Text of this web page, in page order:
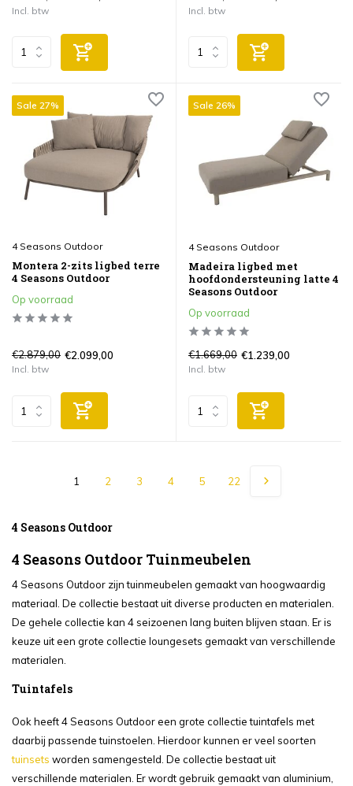
Incl. btw Incl. btw
Sale 27%
4 Seasons Outdoor
Montera 2-zits ligbed terre
4 Seasons Outdoor
Op voorraad
€2.879,00 €2.099,00
Incl. btw
Sale 26%
4 Seasons Outdoor
Madeira ligbed met
hoofdondersteuning latte 4
Seasons Outdoor
Op voorraad
€1.669,00 €1.239,00
Incl. btw
1 2 3 4 5 22
4 Seasons Outdoor
4 Seasons Outdoor Tuinmeubelen
4 Seasons Outdoor zijn tuinmeubelen gemaakt van hoogwaardig
materiaal. De collectie bestaat uit diverse producten en materialen.
De gehele collectie kan 4 seizoenen lang buiten blijven staan. Er is
keuze uit een grote collectie loungesets gemaakt van verschillende
materialen.
Tuintafels
Ook heeft 4 Seasons Outdoor een grote collectie tuintafels met
daarbij passende tuinstoelen. Hierdoor kunnen er veel soorten
tuinsets worden samengesteld. De collectie bestaat uit
verschillende materialen. Er wordt gebruik gemaakt van aluminium,